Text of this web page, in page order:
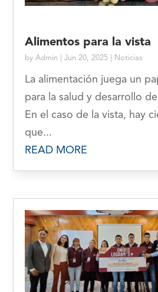
Alimentos para la vista
byAdmin |Jun 20, 2025 Noticias
La alimentación juega un
para la salud y desarrollo
En el caso de la vista, hay
que...
READ MORE